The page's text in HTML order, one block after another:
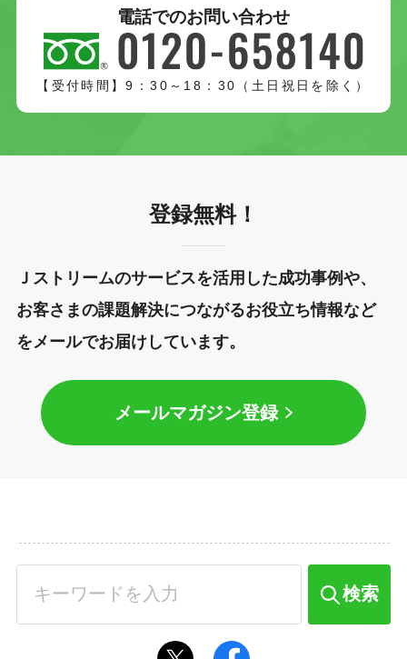
電話でのお問い合わせ
【受付時間】9：30～18：30（土日祝日を除く）
登録無料！
Ｊストリームのサービスを活用した成功事例や、
お客さまの課題解決につながるお役立ち情報など
をメールでお届けしています。
メールマガジン登録
検索